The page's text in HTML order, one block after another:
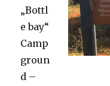
„Bottl
e bay“
Camp
groun
d –